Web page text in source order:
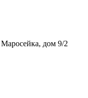
Маросейка, дом 9/2